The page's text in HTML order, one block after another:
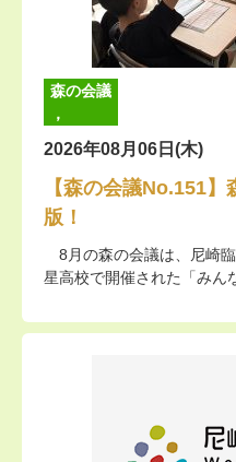
森の会議
，
2026年08月06日(木)
【森の会議No.151
版！
8月の森の会議は、尼崎
星高校で開催された「みん